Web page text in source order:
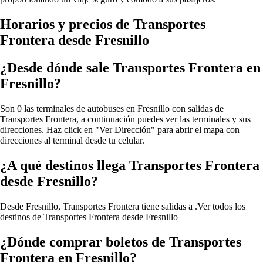
Horarios y precios de Transportes
Frontera desde Fresnillo
¿Desde dónde sale Transportes Frontera en
Fresnillo?
Son 0 las terminales de autobuses en Fresnillo con salidas de
Transportes Frontera, a continuación puedes ver las terminales y sus
direcciones. Haz click en "Ver Dirección" para abrir el mapa con
direcciones al terminal desde tu celular.
¿A qué destinos llega Transportes Frontera
desde Fresnillo?
Desde Fresnillo, Transportes Frontera tiene salidas a .Ver todos los
destinos de Transportes Frontera desde Fresnillo
¿Dónde comprar boletos de Transportes
Frontera en Fresnillo?